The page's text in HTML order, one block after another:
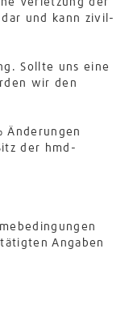
Verletzung der
und kann zivil-
Sollte uns eine
wir den
Änderungen
der hmd-
Angaben